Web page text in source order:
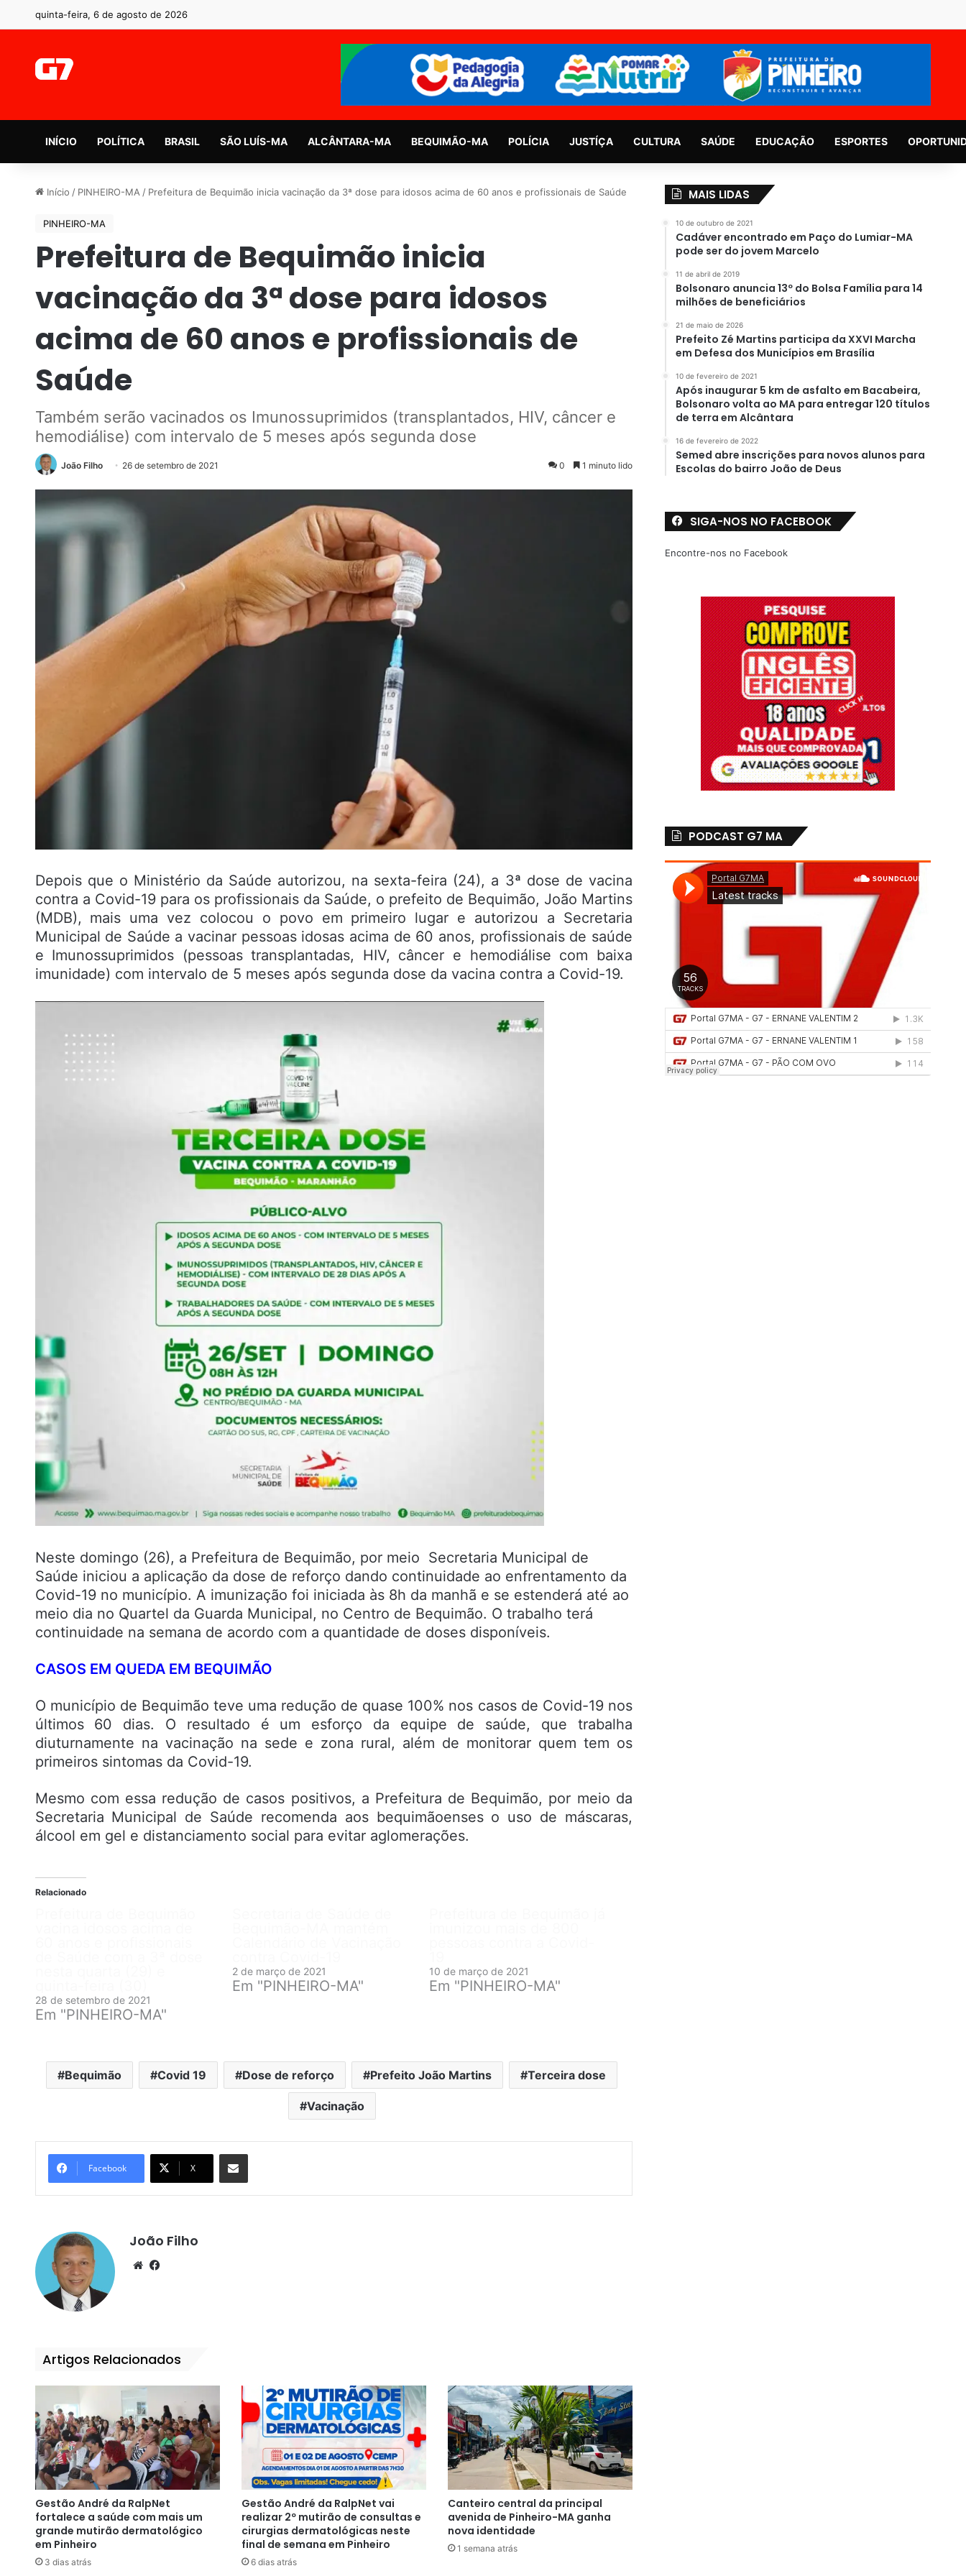
quinta-feira, 6 de agosto de 2026
INÍCIO POLÍTICA BRASIL SÃO LUÍS-MA ALCÂNTARA-MA BEQUIMÃO-MA POLÍCIA JUSTÍÇA CULTURA SAÚDE EDUCAÇÃO ESPORTES
Início / PINHEIRO-MA / Prefeitura de Bequimão inicia vacinação da 3ª dose para idosos acima de 60 anos e profissionais de Saúde
PINHEIRO-MA
Prefeitura de Bequimão inicia
vacinação da 3ª dose para idosos
acima de 60 anos e profissionais de
Saúde
Também serão vacinados os Imunossuprimidos (transplantados, HIV, câncer e
hemodiálise) com intervalo de 5 meses após segunda dose
João Filho 26 de setembro de 2021 0 1 minuto lido
Depois que o Ministério da Saúde autorizou, na sexta-feira (24), a 3ª dose de vacina
contra a Covid-19 para os profissionais da Saúde, o prefeito de Bequimão, João Martins
(MDB), mais uma vez colocou o povo em primeiro lugar e autorizou a Secretaria
Municipal de Saúde a vacinar pessoas idosas acima de 60 anos, profissionais de saúde
e Imunossuprimidos (pessoas transplantadas, HIV, câncer e hemodiálise com baixa
imunidade) com intervalo de 5 meses após segunda dose da vacina contra a Covid-19.
Neste domingo (26), a Prefeitura de Bequimão, por meio Secretaria Municipal de
Saúde iniciou a aplicação da dose de reforço dando continuidade ao enfrentamento da
Covid-19 no município. A imunização foi iniciada às 8h da manhã e se estenderá até ao
meio dia no Quartel da Guarda Municipal, no Centro de Bequimão. O trabalho terá
continuidade na semana de acordo com a quantidade de doses disponíveis.
CASOS EM QUEDA EM BEQUIMÃO
O município de Bequimão teve uma redução de quase 100% nos casos de Covid-19 nos
últimos 60 dias. O resultado é um esforço da equipe de saúde, que trabalha
diuturnamente na vacinação na sede e zona rural, além de monitorar quem tem os
primeiros sintomas da Covid-19.
Mesmo com essa redução de casos positivos, a Prefeitura de Bequimão, por meio da
Secretaria Municipal de Saúde recomenda aos bequimãoenses o uso de máscaras,
álcool em gel e distanciamento social para evitar aglomerações.
Relacionado
28 de setembro de 2021
Em "PINHEIRO-MA"
2 de março de 2021
Em "PINHEIRO-MA"
10 de março de 2021
Em "PINHEIRO-MA"
Bequimão Covid 19 Dose de reforço Prefeito João Martins Terceira dose
Vacinação
Facebook X
Compartilhar por e-mail
João Filho
We
Artigos Relacionados
Gestão André da RalpNet
fortalece a saúde com mais um
grande mutirão dermatológico
em Pinheiro
3 dias atrás
Gestão André da RalpNet vai
realizar 2º mutirão de consultas e
cirurgias dermatológicas neste
final de semana em Pinheiro
6 dias atrás
Canteiro central da principal
avenida de Pinheiro-MA ganha
nova identidade
1 semana atrás
MAIS LIDAS
10 de outubro de 2021
Cadáver encontrado em Paço do Lumiar-MA
pode ser do jovem Marcelo
11 de abril de 2019
Bolsonaro anuncia 13º do Bolsa Família para 14
milhões de beneficiários
21 de maio de 2026
Prefeito Zé Martins participa da XXVI Marcha
em Defesa dos Municípios em Brasília
10 de fevereiro de 2021
Após inaugurar 5 km de asfalto em Bacabeira,
Bolsonaro volta ao MA para entregar 120 títulos
de terra em Alcântara
16 de fevereiro de 2022
Semed abre inscrições para novos alunos para
Escolas do bairro João de Deus
SIGA-NOS NO FACEBOOK
Encontre-nos no Facebook
PODCAST G7 MA